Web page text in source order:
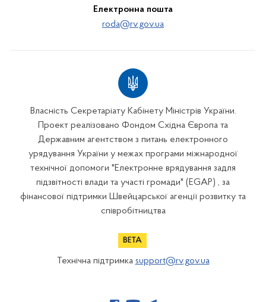
Електронна пошта
roda@rv.gov.ua
Власність Секретаріату Кабінету Міністрів України.
Проект реалізовано Фондом Східна Європа та
Державним агентством з питань електронного
урядування України у межах програми міжнародної
технічної допомоги "Електронне врядування задля
підзвітності влади та участі громади" (EGAP) , за
фінансової підтримки Швейцарської агенції розвитку та
співробітництва
Технічна підтримка support@rv.gov.ua